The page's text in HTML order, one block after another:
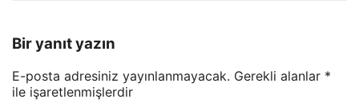
Bir yanıt yazın
E-posta adresiniz yayınlanmayacak. Gerekli alanlar *
ile işaretlenmişlerdir